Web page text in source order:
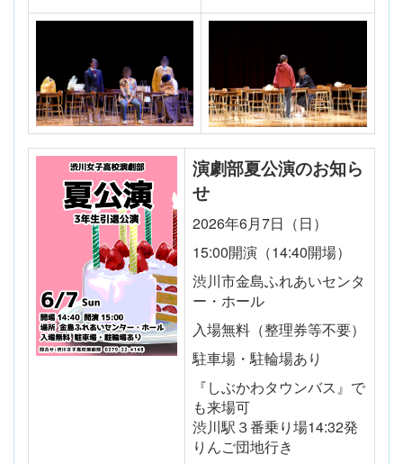
演劇部夏公演のお知ら
せ
2026年6月7日（日）
15:00開演（14:40開場）
渋川市金島ふれあいセンタ
ー・ホール
入場無料（整理券等不要）
駐車場・駐輪場あり
『しぶかわタウンバス』で
も来場可
渋川駅３番乗り場14:32発
りんご団地行き